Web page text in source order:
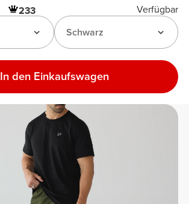
233
Verfügbar
Schwarz
In den Einkaufswagen